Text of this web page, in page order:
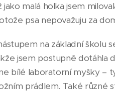
jako malá holka jsem
psa nepovažuju za
na základní školu
jsem postupně dotáhla
bílé laboratorní myšky –
prádlem. Také různé